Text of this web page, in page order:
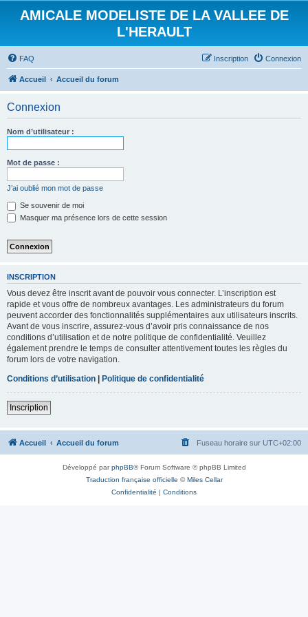
AMICALE MODELISTE DE LA VALLEE DE
L'HERAULT
FAQ Connexion
Inscription
Accueil Accueil du forum
Connexion
Nom d’utilisateur :
Mot de passe :
J’ai oublié mon mot de passe
Se souvenir de moi
Masquer ma présence lors de cette session
INSCRIPTION
Vous devez être inscrit avant de pouvoir vous connecter. L’inscription est
rapide et vous offre de nombreux avantages. Les administrateurs du forum
peuvent accorder des fonctionnalités supplémentaires aux utilisateurs inscrits.
Avant de vous inscrire, assurez-vous d’avoir pris connaissance de nos
conditions d’utilisation et de notre politique de confidentialité. Veuillez
également prendre le temps de consulter attentivement toutes les règles du
forum lors de votre navigation.
Conditions d’utilisation | Politique de confidentialité
Inscription
Accueil Accueil du forum Fuseau horaire sur UTC+02:00
Développé parphpBB® Forum Software © phpBB Limited
Traduction française officielle ©Miles Cellar
Confidentialité | Conditions